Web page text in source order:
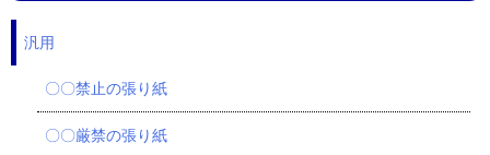
汎用
〇〇禁止の張り紙
〇〇厳禁の張り紙